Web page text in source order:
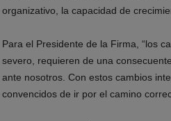
organizativo, la capacidad de
Para el Presidente de la Firma, “los
severo, requieren de una
ante nosotros. Con estos cambios
convencidos de ir por el camino